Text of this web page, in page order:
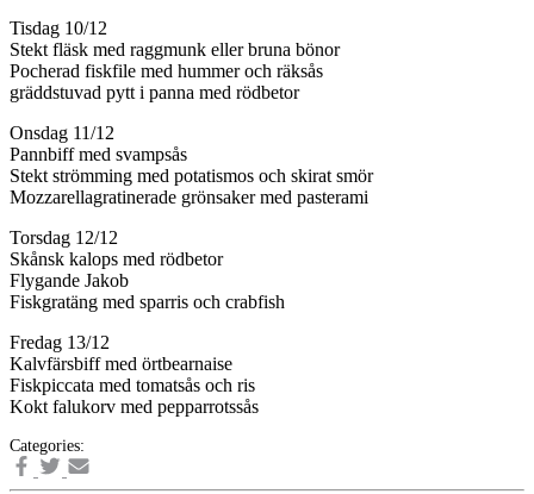
Tisdag 10/12
Stekt fläsk med raggmunk eller bruna bönor
Pocherad fiskfile med hummer och räksås
gräddstuvad pytt i panna med rödbetor
Onsdag 11/12
Pannbiff med svampsås
Stekt strömming med potatismos och skirat smör
Mozzarellagratinerade grönsaker med pasterami
Torsdag 12/12
Skånsk kalops med rödbetor
Flygande Jakob
Fiskgratäng med sparris och crabfish
Fredag 13/12
Kalvfärsbiff med örtbearnaise
Fiskpiccata med tomatsås och ris
Kokt falukorv med pepparrotssås
Categories: